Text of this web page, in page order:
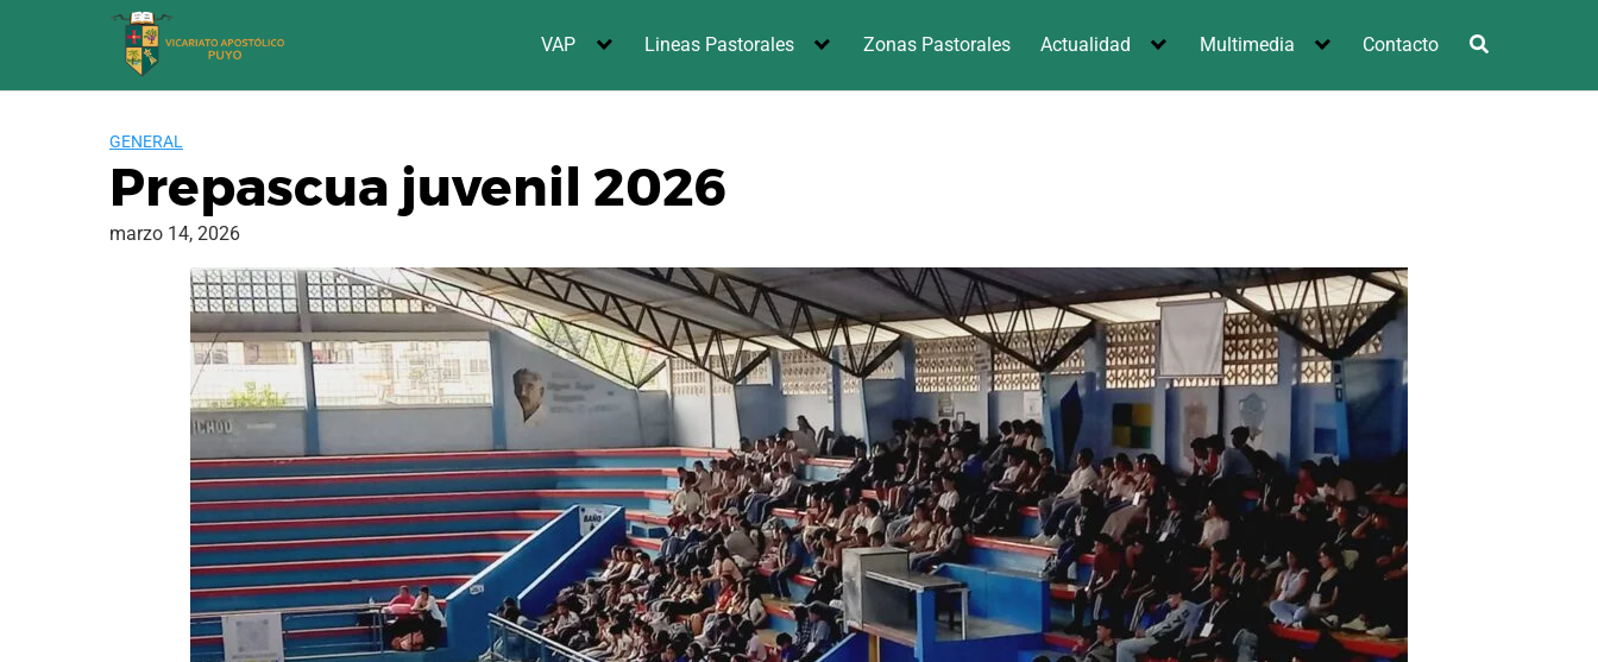
VAP Lineas Pastorales Zonas Pastorales Actualidad Multimedia Contacto
GENERAL
Prepascua juvenil 2026
marzo 14, 2026